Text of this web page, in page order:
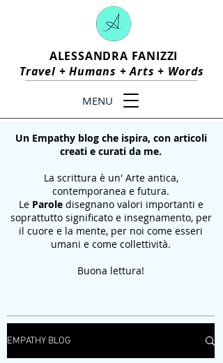
MENU
ALESSANDRA FANIZZI
Travel +Humans +Arts + Words
Un Empathy blog che ispira, con articoli
creati e curati da me.
La scrittura è un' Arte antica,
contemporanea e futura.
Le Paroledisegnano valori importanti e
soprattutto significato e insegnamento, per
il cuore e la mente, per noi come esseri
umani e come collettività.
Buona lettura!
EMPATHY BLOG